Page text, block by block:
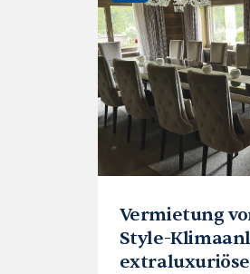
Vermietung
Style-